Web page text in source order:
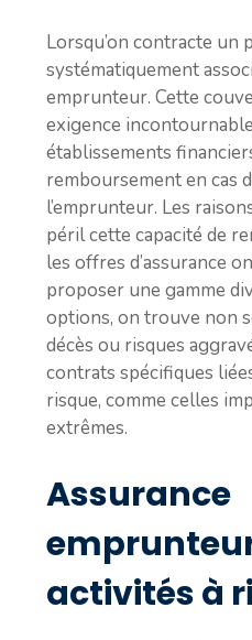
Lorsqu’on contracte un
systématiquement
emprunteur. Cette
exigence
établissements
remboursement en cas
l’emprunteur. Les
péril cette capacité de
les offres d’assurance
proposer une gamme
options, on trouve non
décès ou risques
contrats spécifiques
risque, comme celles
extrêmes.
Assurance
activités à